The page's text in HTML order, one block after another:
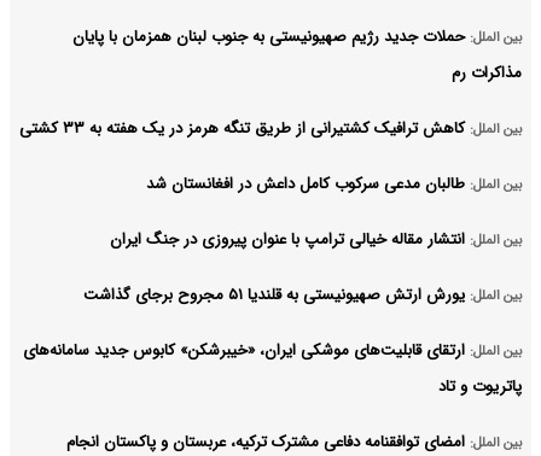
بین الملل: حملات جدید رژیم صهیونیستی به جنوب لبنان همزمان با پایان
مذاکرات رم
بین الملل: کاهش ترافیک کشتیرانی از طریق تنگه هرمز در یک هفته به ۳۳ کشتی
بین الملل: طالبان مدعی سرکوب کامل داعش در افغانستان شد
بین الملل: انتشار مقاله خیالی ترامپ با عنوان پیروزی در جنگ ایران
بین الملل: یورش ارتش صهیونیستی به قلندیا ۵۱ مجروح برجای گذاشت
بین الملل: ارتقای قابلیت‌های موشکی ایران، «خیبرشکن» کابوس جدید سامانه‌های
پاتریوت و تاد
بین الملل: امضای توافقنامه دفاعی مشترک ترکیه، عربستان و پاکستان انجام